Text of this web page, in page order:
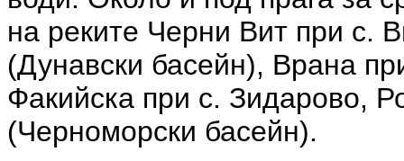
на реките Черни Вит при с.
(Дунавски басейн), Врана
Факийска при с. Зидарово,
(Черноморски басейн).